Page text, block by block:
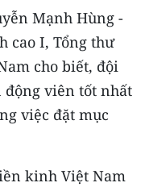
Mạnh Hùng -
cao I, Tổng thư
cho biết, đội
viên tốt nhất
việc đặt mục
kinh Việt Nam